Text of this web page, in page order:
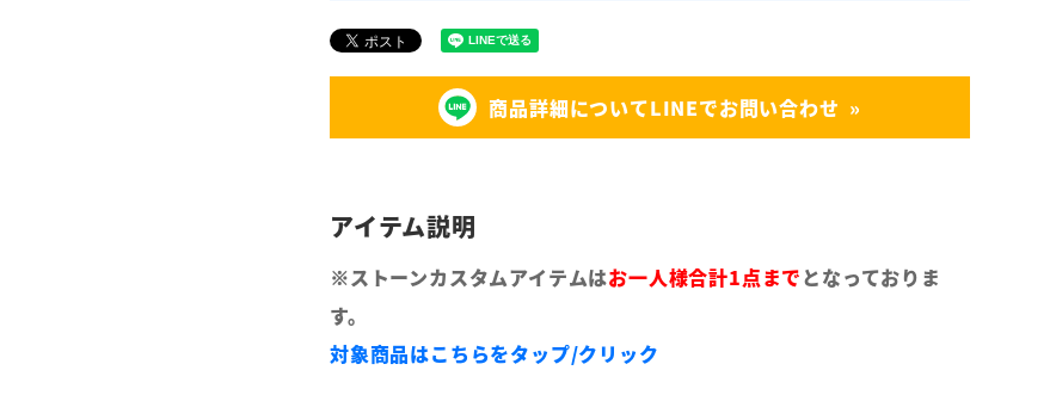
商品詳細についてLINEでお問い合わせ
※ストーンカスタムアイテムはお一人様合計1点までとなっておりま
す。
対象商品はこちらをタップ/クリック